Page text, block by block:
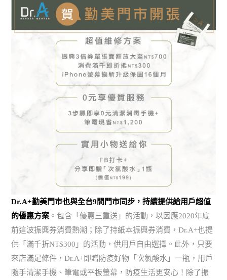
Dr.A+勤美門市也與全台9間門市同步，持續提供給用戶超值
的優惠方案 。包含「優惠三重送」的活動，以因應2020年底
前這波振興券消費熱潮；除了持紙本振興券消費，Dr.A+也提
供「滿千折NT$300」的活動，供用戶自由選擇。此外，只要
來店滿足條件，Dr.A+即贈防疫好物「次氯酸水」一瓶，用戶
隨手清潔手機、筆電或平板螢幕，防疫生活更安心！除了振